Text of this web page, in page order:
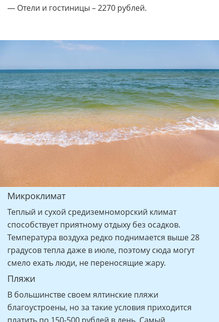
— Отели и гостиницы – 2270 рублей.
Микроклимат
Теплый и сухой средиземноморский климат
способствует приятному отдыху без осадков.
Температура воздуха редко поднимается выше 28
градусов тепла даже в июле, поэтому сюда могут
смело ехать люди, не переносящие жару.
Пляжи
В большинстве своем ялтинские пляжи
благоустроены, но за такие условия приходится